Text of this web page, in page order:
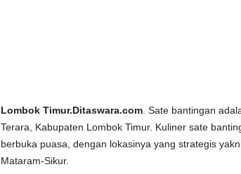
Lombok Timur.Ditaswara.com. Sate bantingan
Terara, Kabupaten Lombok Timur. Kuliner sate
berbuka puasa, dengan lokasinya yang strategis
Mataram-Sikur.